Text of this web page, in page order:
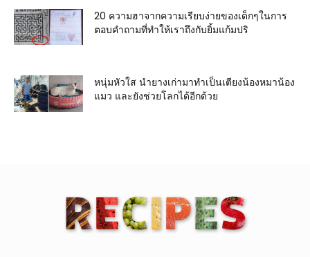
20 ความฮาจากความเรียบง่ายของเด็กๆในการ
ตอบคำถามที่ทำให้เราถึงกับยิ้มแก้มปริ
หนุ่มหัวใส นำยางเก่ามาทำเป็นเตียงน้องหมาน้อง
แมว และยังช่วยโลกได้อีกด้วย